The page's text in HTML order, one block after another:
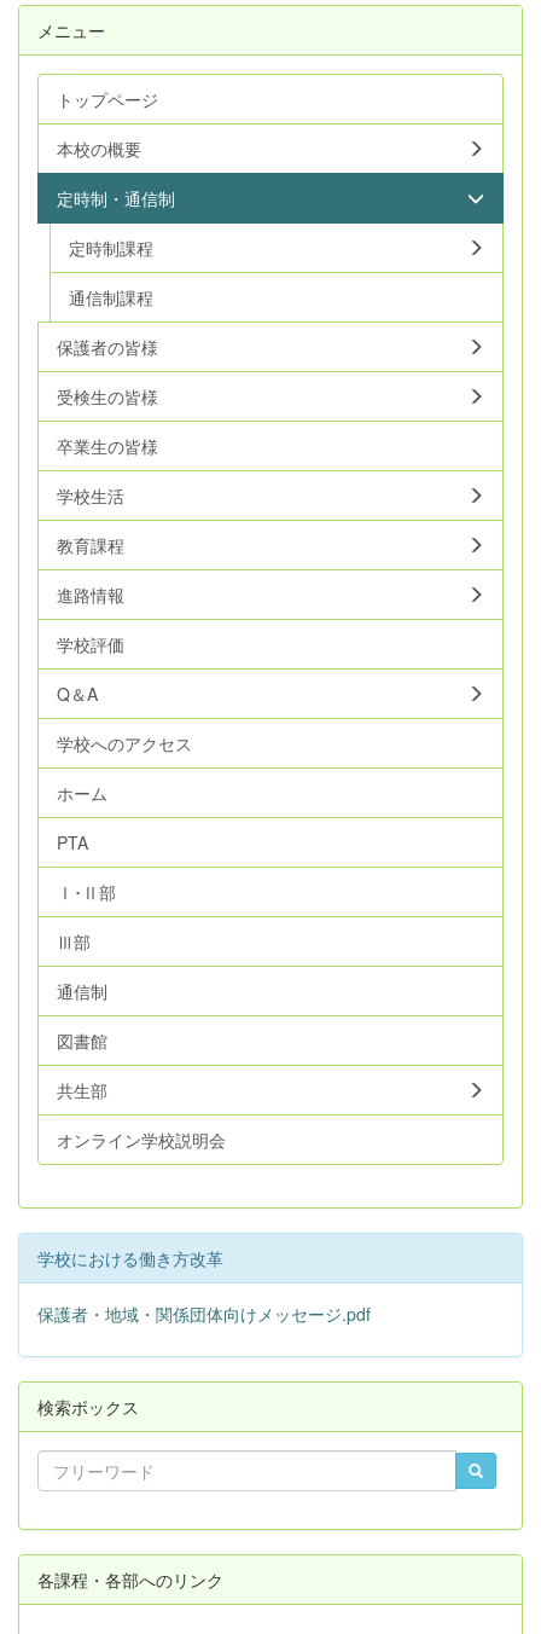
メニュー
トップページ
本校の概要
定時制・通信制
定時制課程
通信制課程
保護者の皆様
受検生の皆様
卒業生の皆様
学校生活
教育課程
進路情報
学校評価
Q＆A
学校へのアクセス
ホーム
PTA
Ⅰ･Ⅱ部
Ⅲ部
通信制
図書館
共生部
オンライン学校説明会
学校における働き方改革
保護者・地域・関係団体向けメッセージ.pdf
検索ボックス
各課程・各部へのリンク